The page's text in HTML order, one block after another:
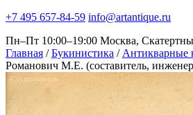
+7 495 657-84-59 info@artantique.ru
Пн–Пт 10:00–19:00 Москва,
Главная / Букинистика / Антикварные
Романович М.Е. (составитель,